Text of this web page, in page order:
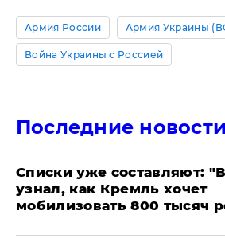
Армия России Армия Украины
Война Украины с Россией
Последние новости
Списки уже составляют:
узнал, как Кремль хочет
мобилизовать 800 тысяч